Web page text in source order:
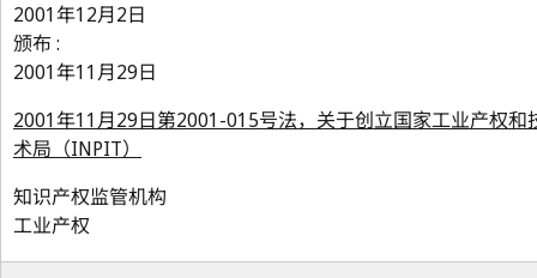
2001年12月2日
颁布 :
2001年11月29日
2001年11月29日第2001-015号法，关于创立国家工业产权和
术局（INPIT）
知识产权监管机构
工业产权